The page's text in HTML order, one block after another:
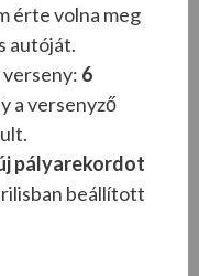
érte volna meg
autóját.
6
a versenyző
pályarekordot
beállított